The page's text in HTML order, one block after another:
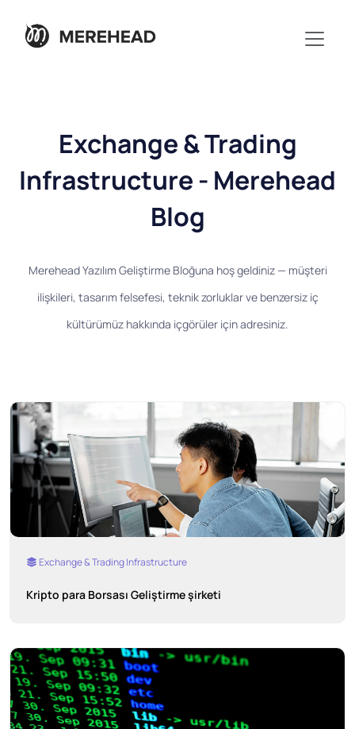
Exchange & Trading
Infrastructure - Merehead
Blog
Merehead Yazılım Geliştirme Bloğuna hoş geldiniz — müşteri
ilişkileri, tasarım felsefesi, teknik zorluklar ve benzersiz iç
kültürümüz hakkında içgörüler için adresiniz.
Exchange & Trading Infrastructure
Kripto para Borsası Geliştirme şirketi